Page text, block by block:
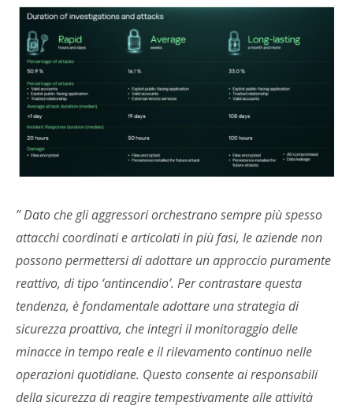
” Dato che gli aggressori orchestrano sempre più spesso
attacchi coordinati e articolati in più fasi, le aziende non
possono permettersi di adottare un approccio puramente
reattivo, di tipo ‘antincendio’. Per contrastare questa
tendenza, è fondamentale adottare una strategia di
sicurezza proattiva, che integri il monitoraggio delle
minacce in tempo reale e il rilevamento continuo nelle
operazioni quotidiane. Questo consente ai responsabili
della sicurezza di reagire tempestivamente alle attività